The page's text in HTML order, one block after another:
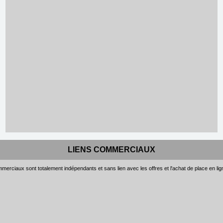
LIENS COMMERCIAUX
sont totalement indépendants et sans lien avec les offres et l'achat de place en